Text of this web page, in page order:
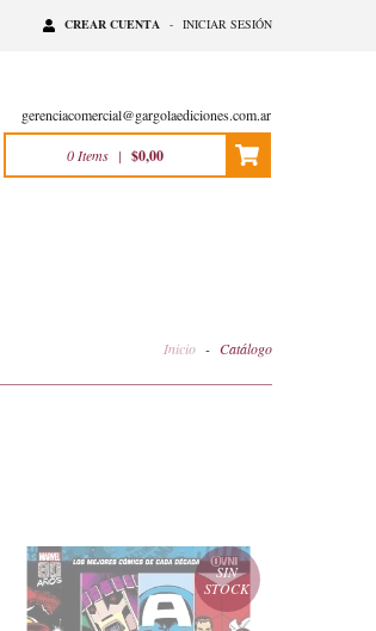
CREAR CUENTA - INICIAR SESIÓN
gerenciacomercial@gargolaediciones.com.ar
0 Items | $0,00
Inicio - Catálogo
SIN
STOCK